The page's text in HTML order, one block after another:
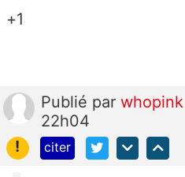
+1
Publié par whopink
22h04
!
citer